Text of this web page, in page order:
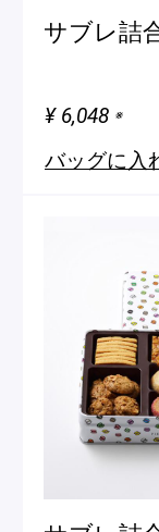
サブレ詰
¥ 6,048 ※
バッグに入